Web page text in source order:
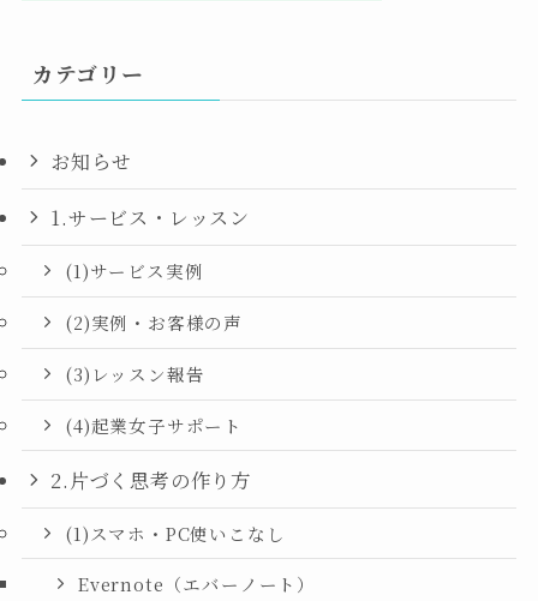
カテゴリー
お知らせ
1.サービス・レッスン
(1)サービス実例
(2)実例・お客様の声
(3)レッスン報告
(4)起業女子サポート
2.片づく思考の作り方
(1)スマホ・PC使いこなし
Evernote（エバーノート）